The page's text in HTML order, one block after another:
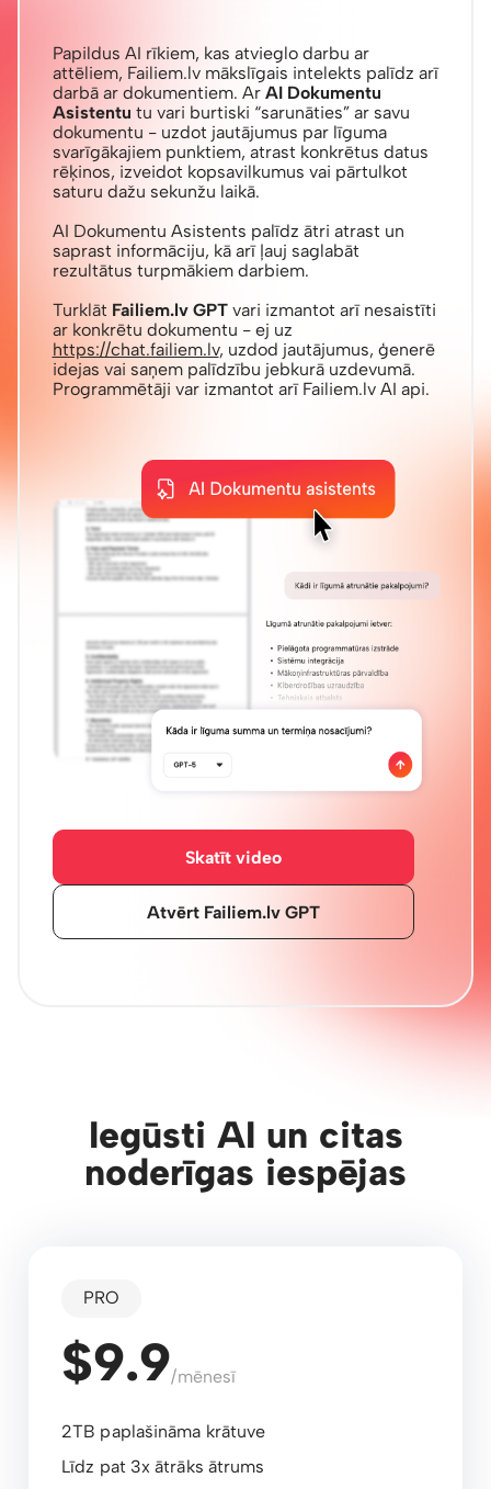
Papildus AI rīkiem, kas atvieglo darbu ar
attēliem, Failiem.lv mākslīgais intelekts palīdz arī
darbā ar dokumentiem. Ar AI Dokumentu
Asistentu tu vari burtiski “sarunāties” ar savu
dokumentu - uzdot jautājumus par līguma
svarīgākajiem punktiem, atrast konkrētus datus
rēķinos, izveidot kopsavilkumus vai pārtulkot
saturu dažu sekunžu laikā.
AI Dokumentu Asistents palīdz ātri atrast un
saprast informāciju, kā arī ļauj saglabāt
rezultātus turpmākiem darbiem.
Turklāt Failiem.lv GPTvari izmantot arī nesaistīti
ar konkrētu dokumentu - ej uz
https://chat.failiem.lv, uzdod jautājumus, ģenerē
idejas vai saņem palīdzību jebkurā uzdevumā.
Programmētāji var izmantot arī Failiem.lv AI api.
Skatīt video
Atvērt Failiem.lv GPT
Iegūsti AI un citas
noderīgas iespējas
PRO
$9.9/mēnesī
2TB paplašināma krātuve
Līdz pat 3x ātrāks ātrums